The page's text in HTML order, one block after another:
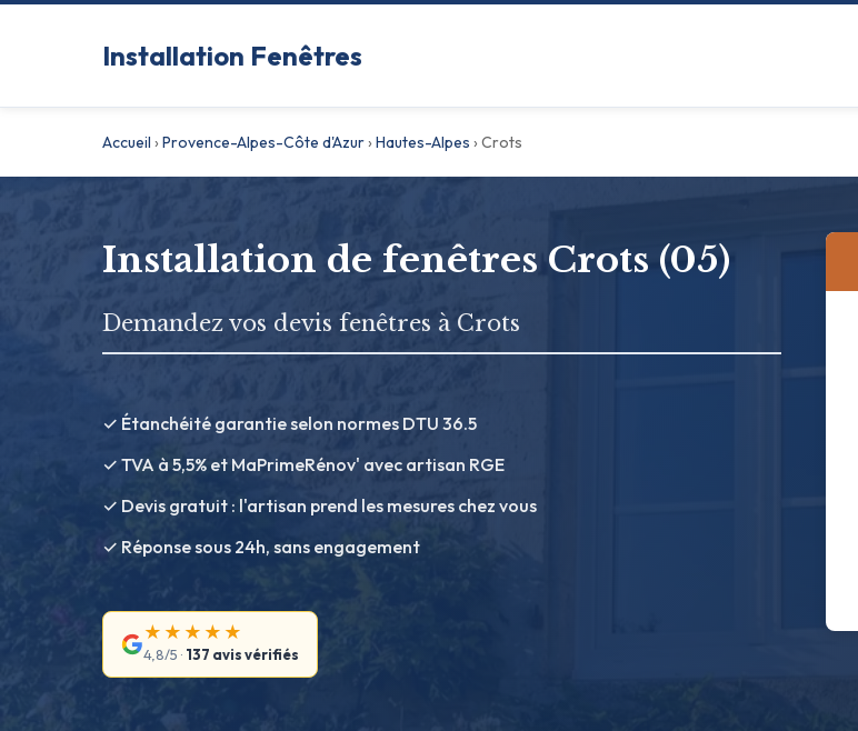
Installation Fenêtres
Accueil ›Provence-Alpes-Côte d'Azur›Hautes-Alpes ›Crots
Installation de fenêtres Crots (05)
Demandez vos devis fenêtres à Crots
✓ Étanchéité garantie selon normes DTU 36.5
✓ TVA à 5,5% et MaPrimeRénov' avec artisan RGE
✓ Devis gratuit : l'artisan prend les mesures chez vous
✓ Réponse sous 24h, sans engagement
★★★★★
4,8/5 · 137 avis vérifiés